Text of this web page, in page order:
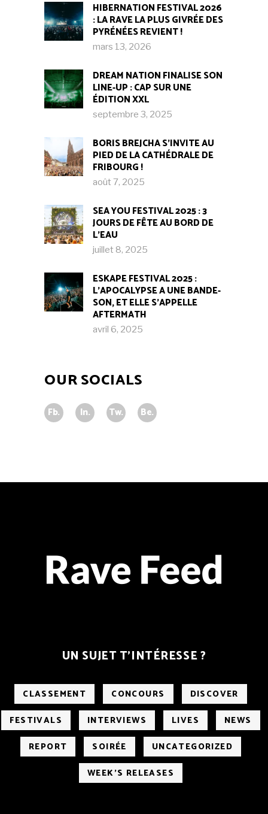
HIBERNATION FESTIVAL 2026
: LA RAVE LA PLUS GIVRÉE DES
PYRÉNÉES REVIENT !
mars 13, 2026
DREAM NATION FINALISE SON
LINE-UP : CAP SUR UNE
ÉDITION XXL
septembre 3, 2025
BORIS BREJCHA S’INVITE AU
PIED DE LA CATHÉDRALE DE
FRIBOURG !​
août 7, 2025
SEA YOU FESTIVAL 2025 : 3
JOURS DE FÊTE AU BORD DE
L’EAU
juillet 8, 2025
ESKAPE FESTIVAL 2025 :
L’APOCALYPSE A UNE BANDE-
SON, ET ELLE S’APPELLE
AFTERMATH
avril 6, 2025
OUR SOCIALS
Fb. In. Tw. Be.
UN SUJET T’INTÉRESSE ?
CLASSEMENT CONCOURS
DISCOVER
FESTIVALS
INTERVIEWS LIVES
NEWS
REPORT
SOIRÉE
UNCATEGORIZED
WEEK'S RELEASES